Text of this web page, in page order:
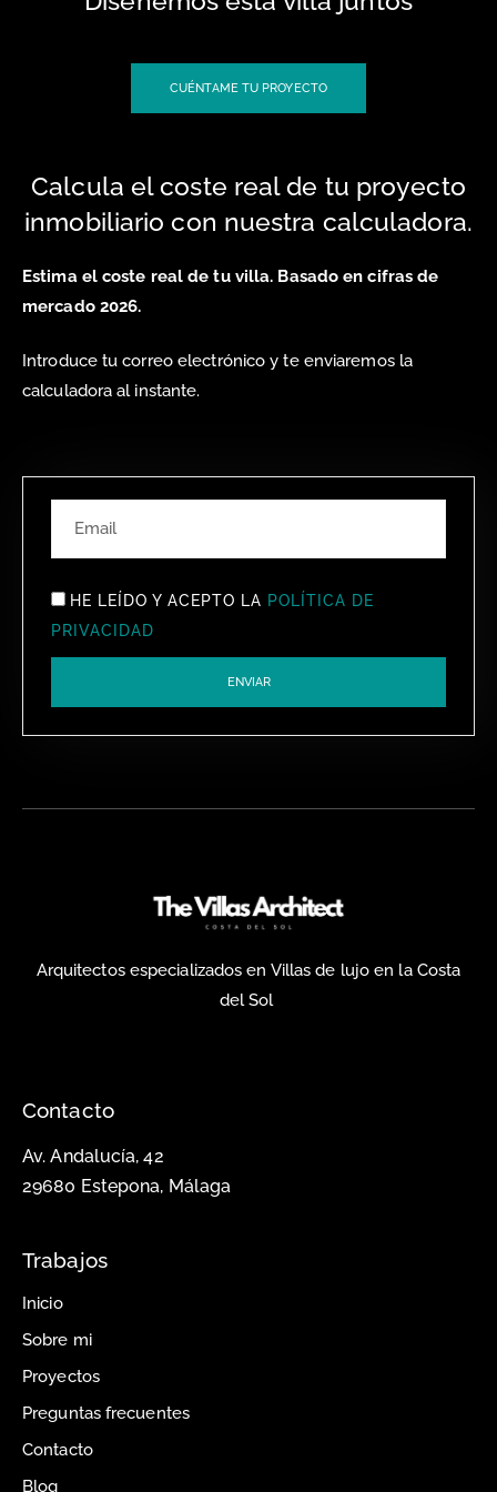
CUÉNTAME TU PROYECTO
Calcula el coste real de tu proyecto
inmobiliario con nuestra calculadora.
Estima el coste real de tu villa. Basado en cifras de
mercado 2026.
Introduce tu correo electrónico y te enviaremos la
calculadora al instante.
HE LEÍDO Y ACEPTO LA POLÍTICA DE
PRIVACIDAD
ENVIAR
ALTERNATIVE:
Arquitectos especializados en Villas de lujo en la Costa
del Sol
Contacto
Av. Andalucía, 42
29680 Estepona, Málaga
Trabajos
Inicio
Sobre mi
Proyectos
Preguntas frecuentes
Contacto
Blog